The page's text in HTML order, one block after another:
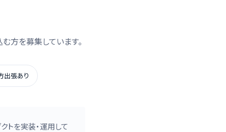
方を募集しています。
出張あり
トを実装・運用して